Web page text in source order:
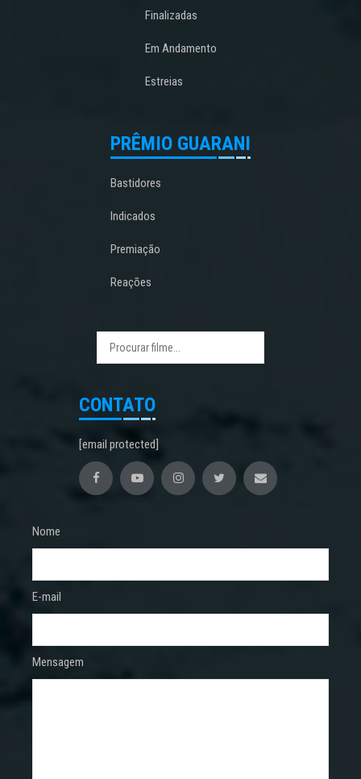
Finalizadas
Em Andamento
Estreias
PRÊMIO GUARANI
Bastidores
Indicados
Premiação
Reações
CONTATO
[email protected]
Nome
E-mail
Mensagem